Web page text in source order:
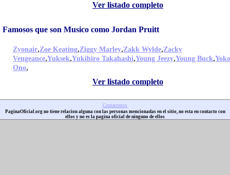
Ver listado completo
Famosos que son Musico como Jordan Pruitt
Zyonair,Zoe Keating,Ziggy Marley,Zakk Wylde,Zacky
Vengeance,Yuksek,Yukihiro Takahashi,Young Jeezy,Young Buck,Yoko
Ono,
Ver listado completo
Contactenos
PaginaOficial.org no tiene relacion alguna con las personas mencionadas en el sitio, no esta en contacto con
ellos y no es la pagina oficial de ninguno de ellos